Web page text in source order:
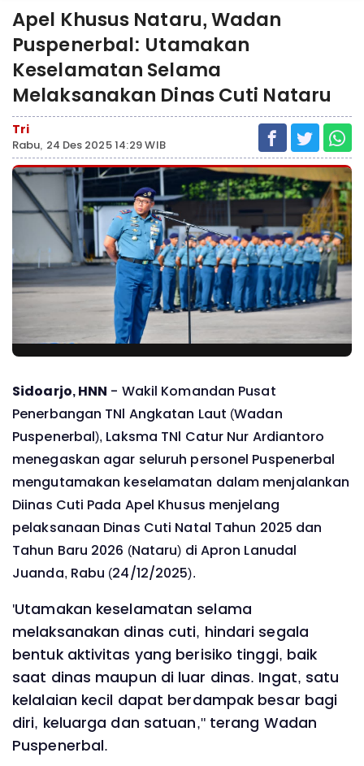
Apel Khusus Nataru, Wadan
Puspenerbal: Utamakan
Keselamatan Selama
Melaksanakan Dinas Cuti Nataru
Tri
Rabu, 24 Des 2025 14:29 WIB
Sidoarjo, HNN - Wakil Komandan Pusat
Penerbangan TNl Angkatan Laut (Wadan
Puspenerbal), Laksma TNl Catur Nur Ardiantoro
menegaskan agar seluruh personel Puspenerbal
mengutamakan keselamatan dalam menjalankan
Diinas Cuti Pada Apel Khusus menjelang
pelaksanaan Dinas Cuti Natal Tahun 2025 dan
Tahun Baru 2026 (Nataru) di Apron Lanudal
Juanda, Rabu (24/12/2025).
'Utamakan keselamatan selama
melaksanakan dinas cuti, hindari segala
bentuk aktivitas yang berisiko tinggi, baik
saat dinas maupun di luar dinas. Ingat, satu
kelalaian kecil dapat berdampak besar bagi
diri, keluarga dan satuan," terang Wadan
Puspenerbal.